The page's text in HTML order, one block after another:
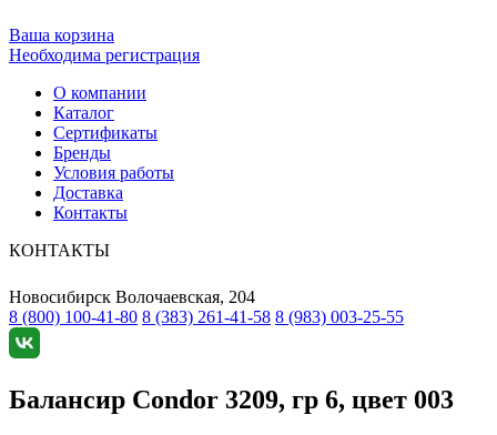
Ваша корзина
Необходима регистрация
О компании
Каталог
Сертификаты
Бренды
Условия работы
Доставка
Контакты
КОНТАКТЫ
Новосибирск Волочаевская, 204
8 (800) 100-41-80 8 (383) 261-41-58 8 (983) 003-25-55
Балансир Condor 3209, гр 6, цвет 003